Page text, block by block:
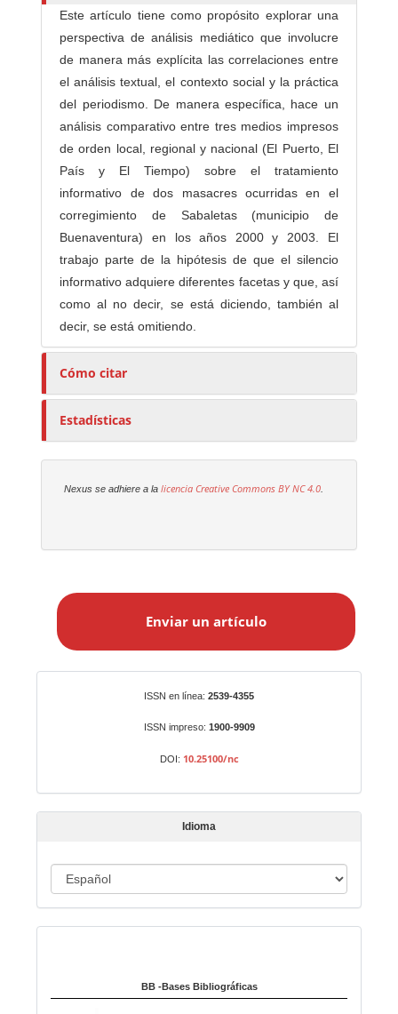
e
Este artículo tiene como propósito explorar una
perspectiva de análisis mediático que involucre
de manera más explícita las correlaciones entre
el análisis textual, el contexto social y la práctica
del periodismo. De manera específica, hace un
análisis comparativo entre tres medios impresos
de orden local, regional y nacional (El Puerto, El
País y El Tiempo) sobre el tratamiento
informativo de dos masacres ocurridas en el
corregimiento de Sabaletas (municipio de
Buenaventura) en los años 2000 y 2003. El
trabajo parte de la hipótesis de que el silencio
informativo adquiere diferentes facetas y que, así
como al no decir, se está diciendo, también al
decir, se está omitiendo.
Cómo citar
Estadísticas
Nexus se adhiere a lalicencia Creative CommonsBY NC 4.0
a
t
í
o
Enviar un artículo
ISSN en línea: 2539-4355
ISSN impreso: 1900-9909
DOI: 10.25100/nc
Idioma
d
a
BB -Bases Bibliográficas